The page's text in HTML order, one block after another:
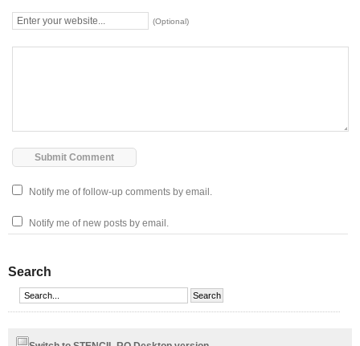
(Optional)
Notify me of follow-up comments by email.
Notify me of new posts by email.
Search